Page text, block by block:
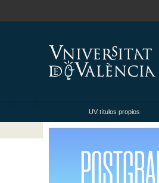
UV títulos propios